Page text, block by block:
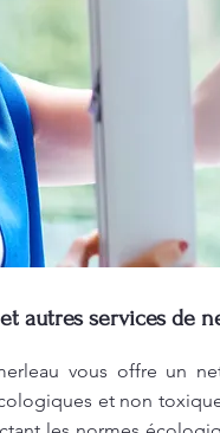
autres services de
vous offre un
et non